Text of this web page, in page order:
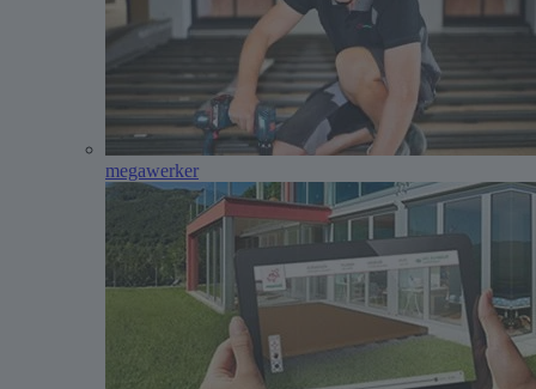
megawerker